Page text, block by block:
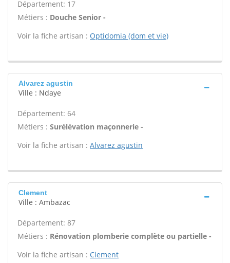
Département: 17
Métiers : Douche Senior -
Voir la fiche artisan : Optidomia (dom et vie)
Alvarez agustin
Ville : Ndaye
Département: 64
Métiers : Surélévation maçonnerie -
Voir la fiche artisan : Alvarez agustin
Clement
Ville : Ambazac
Département: 87
Métiers : Rénovation plomberie complète ou partielle -
Voir la fiche artisan : Clement